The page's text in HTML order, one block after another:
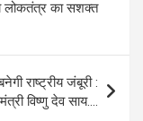
लोकतंत्र का सशक्त
राष्ट्रीय जंबूरी :
विष्णु देव साय….